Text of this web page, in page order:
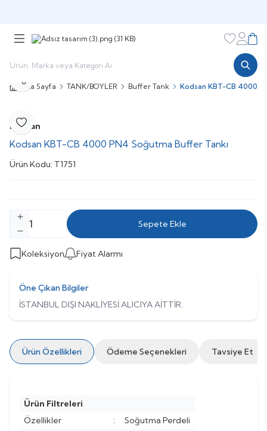
Favorilerim
Ana Sayfa TANK/BOYLER Buffer Tank Kodsan KBT-CB 4000
Favoriye Ekle
Paylaş
Kodsan
Kodsan KBT-CB 4000 PN4 Soğutma Buffer Tankı
Ürün Kodu: T1751
Sepete Ekle
Koleksiyon Fiyat Alarmı
Öne Çıkan Bilgiler
İSTANBUL DIŞI NAKLİYESİ ALICIYA AİTTİR.
Ürün Özellikleri Ödeme Seçenekleri Tavsiye Et
Ürün Filtreleri
Özellikler
:
Soğutma Perdeli